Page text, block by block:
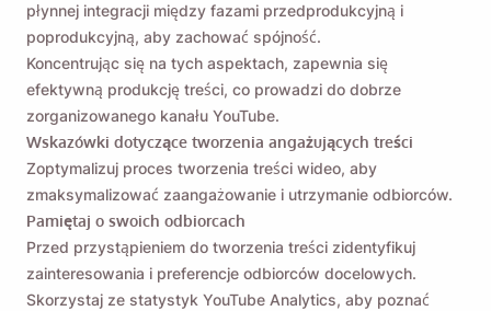
płynnej integracji między fazami przedprodukcyjną i
poprodukcyjną, aby zachować spójność.
Koncentrując się na tych aspektach, zapewnia się
efektywną produkcję treści, co prowadzi do dobrze
zorganizowanego kanału YouTube.
Wskazówki dotyczące tworzenia angażujących treści
Zoptymalizuj proces tworzenia treści wideo, aby
zmaksymalizować zaangażowanie i utrzymanie odbiorców.
Pamiętaj o swoich odbiorcach
Przed przystąpieniem do tworzenia treści zidentyfikuj
zainteresowania i preferencje odbiorców docelowych.
Skorzystaj ze statystyk YouTube Analytics, aby poznać